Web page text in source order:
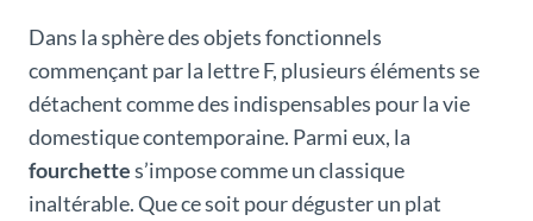
Dans la sphère des objets fonctionnels
commençant par la lettre F, plusieurs éléments se
détachent comme des indispensables pour la vie
domestique contemporaine. Parmi eux, la
fourchettes’impose comme un classique
inaltérable. Que ce soit pour déguster un plat